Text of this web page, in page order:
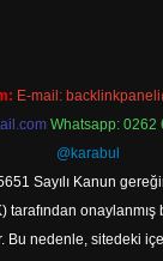
E-mail:
Whatsapp: 0262
@karabul
Sayılı Kanun
tarafından onaylanmış
Bu nedenle, sitedeki